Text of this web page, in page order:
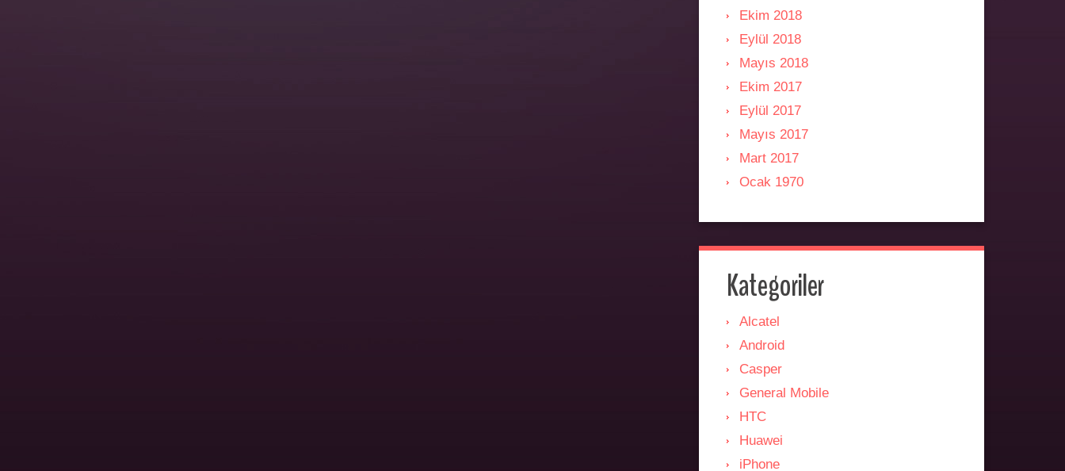
Ekim 2018
Eylül 2018
Mayıs 2018
Ekim 2017
Eylül 2017
Mayıs 2017
Mart 2017
Ocak 1970
Kategoriler
Alcatel
Android
Casper
General Mobile
HTC
Huawei
iPhone